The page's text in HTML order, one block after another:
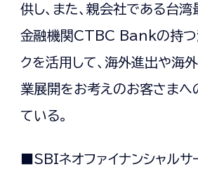
供し、また、親会社である台
金融機関CTBC Bankの持つ
クを活用して、海外進出や海
業展開をお考えのお客さまへ
ている。
■SBIネオファイナンシャルサ